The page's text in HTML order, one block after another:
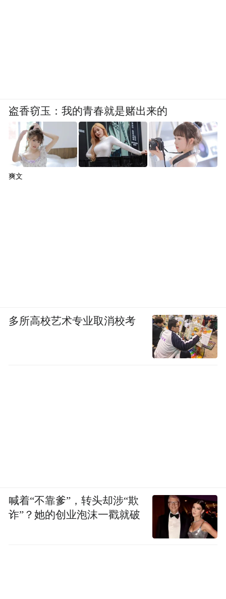
盗香窃玉：我的青春就是赌出来的
爽文
多所高校艺术专业取消校考
喊着“不靠爹”，转头却涉“欺
诈”？她的创业泡沫一戳就破